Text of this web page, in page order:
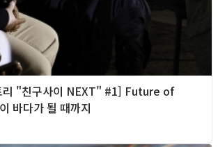
리 "친구사이 NEXT" #1] Future of
바다가 될 때까지